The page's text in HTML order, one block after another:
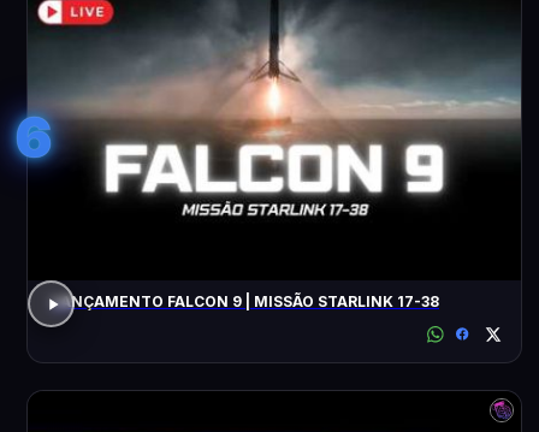
6
LANÇAMENTO FALCON 9 | MISSÃO STARLINK 17-38